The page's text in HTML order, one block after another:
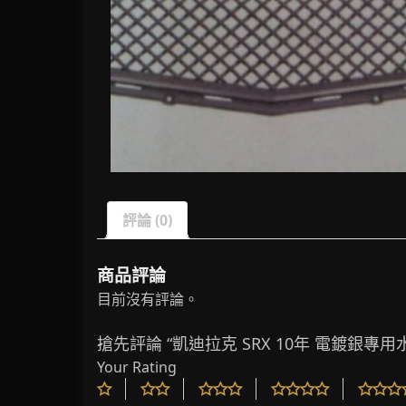
評論 (0)
商品評論
目前沒有評論。
搶先評論 “凱迪拉克 SRX 10年 電鍍銀專用
Your Rating